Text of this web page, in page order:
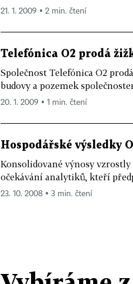
21. 1. 2009 ▪ 2 min. čtení
Telefónica O2 prodá
Společnost Telefónica O2
budovy a pozemek
20. 1. 2009 ▪ 1 min. čtení
Hospodářské výsledky
Konsolidované výnosy vzrostly
očekávání analytiků, kteří
23. 10. 2008 ▪ 3 min. čtení